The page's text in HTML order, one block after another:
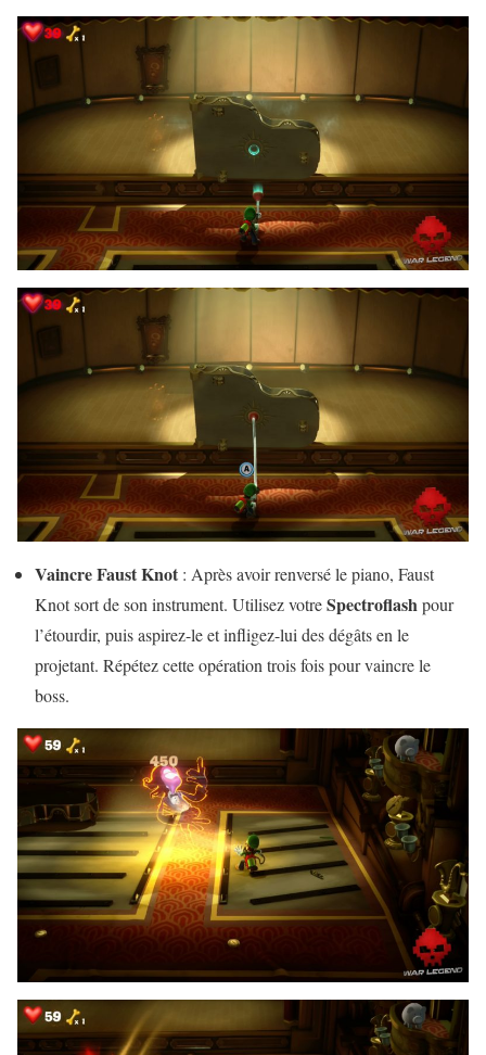
Vaincre Faust Knot : Après avoir renversé le piano, Faust
Knot sort de son instrument. Utilisez votreSpectroflashpour
l’étourdir, puis aspirez-le et infligez-lui des dégâts en le
projetant. Répétez cette opération trois fois pour vaincre le
boss.